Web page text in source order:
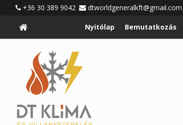
+36 30 389 9042 dtworldgeneralkft@gmail.com
Nyitólap Bemutatkozás